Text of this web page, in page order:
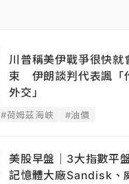
川普稱美伊戰爭很快就
束 伊朗談判代表諷「
外交」
#荷姆茲海峽 #油價
美股早盤｜3大指數平
記憶體大廠Sandisk、